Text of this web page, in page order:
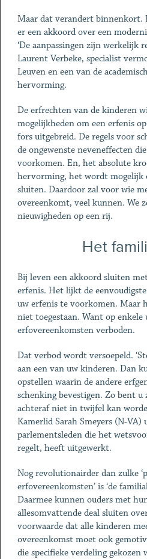
Maar dat verandert binnenkort.
er een akkoord over een
‘De aanpassingen zijn werkelijk
Laurent Verbeke, specialist
Leuven en een van de
hervorming.
De erfrechten van de kinderen
mogelijkheden om een erfenis
fors uitgebreid. De regels voor
de ongewenste neveneffecten
voorkomen. En, het absolute
hervorming, het wordt mogelijk
sluiten. Daardoor zal voor wie
overeenkomt, veel kunnen. We
nieuwigheden op een rij.
Het
Bij leven een akkoord sluiten
erfenis. Het lijkt de
uw erfenis te voorkomen. Maar
niet toegestaan. Want op
erfovereenkomsten verboden.
Dat verbod wordt versoepeld.
aan een van uw kinderen. Dan
opstellen waarin de andere
schenking bevestigen. Zo bent u
achteraf niet in twijfel kan
Kamerlid Sarah Smeyers (N-VA)
parlementsleden die het
regelt, heeft uitgewerkt.
Nog revolutionairder dan zulke
erfovereenkomsten’ is ‘de
Daarmee kunnen ouders met
allesomvattende deal sluiten
voorwaarde dat alle kinderen
overeenkomst moet ook
die specifieke verdeling gekozen